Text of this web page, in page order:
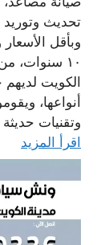
تحديث وتوريد
وبأقل
١٠ سنوات،
الكويت
أنواعها،
وتقنيات
اقرأ المزيد